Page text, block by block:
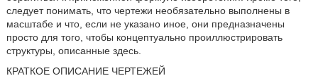
следует понимать, что чертежи необязательно выполнены в
масштабе и что, если не указано иное, они предназначены
просто для того, чтобы концептуально проиллюстрировать
структуры, описанные здесь.
КРАТКОЕ ОПИСАНИЕ ЧЕРТЕЖЕЙ